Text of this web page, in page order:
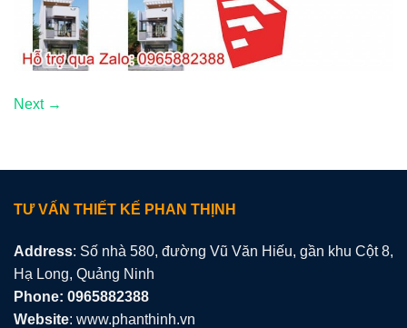
Next →
TƯ VẤN THIẾT KẾ PHAN THỊNH
Address: Số nhà 580, đường Vũ Văn Hiếu, gần khu Cột 8,
Hạ Long, Quảng Ninh
Phone: 0965882388
Website: www.phanthinh.vn